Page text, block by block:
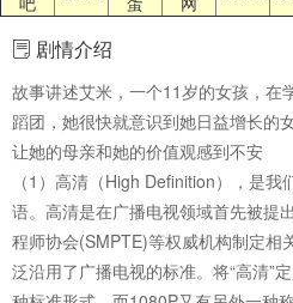
剧情介绍
故事讲述艾米，一个11岁的女孩，在
蹈团，她很快就意识到她日益增长
让她的母亲和她的价值观感到不安
（1）高清（High Definition），是
语。高清是在广播电视领域首先被提
程师协会(SMPTE)等权威机构制定相
泛沿用了广播电视的标准。将“高清”